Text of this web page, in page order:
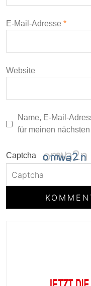
E-Mail-Adresse *
Website
Name, E-Mail-
für meinen
Captcha